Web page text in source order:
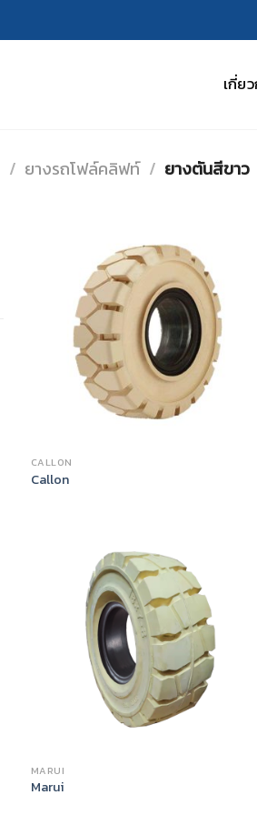
เกี่ย
/ ยางรถโฟล์คลิฟท์ / ยางตันสีขาว
CALLON
Callon
MARUI
Marui